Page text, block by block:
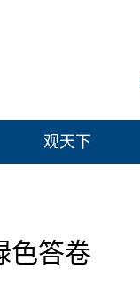
观天下
色答卷